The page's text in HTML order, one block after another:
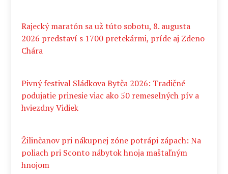
Rajecký maratón sa už túto sobotu, 8. augusta
2026 predstaví s 1700 pretekármi, príde aj Zdeno
Chára
Pivný festival Sládkova Bytča 2026: Tradičné
podujatie prinesie viac ako 50 remeselných pív a
hviezdny Vidiek
Žilinčanov pri nákupnej zóne potrápi zápach: Na
poliach pri Sconto nábytok hnoja maštaľným
hnojom